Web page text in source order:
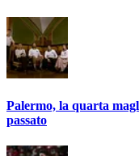
Palermo, la quarta
passato